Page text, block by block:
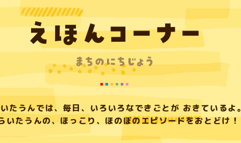
たうんでは、毎日、 いろいろなできごとが おきているよ。
いたうんの、ほっこり、 ほのぼのエピソードをおとどけ！